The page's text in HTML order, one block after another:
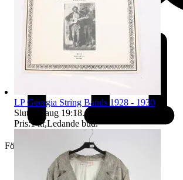
Företag
LP Georgia String Bands 1928 - 1930
Sluttid
9 aug 19:18.
Pris:1 kr,Ledande bud.